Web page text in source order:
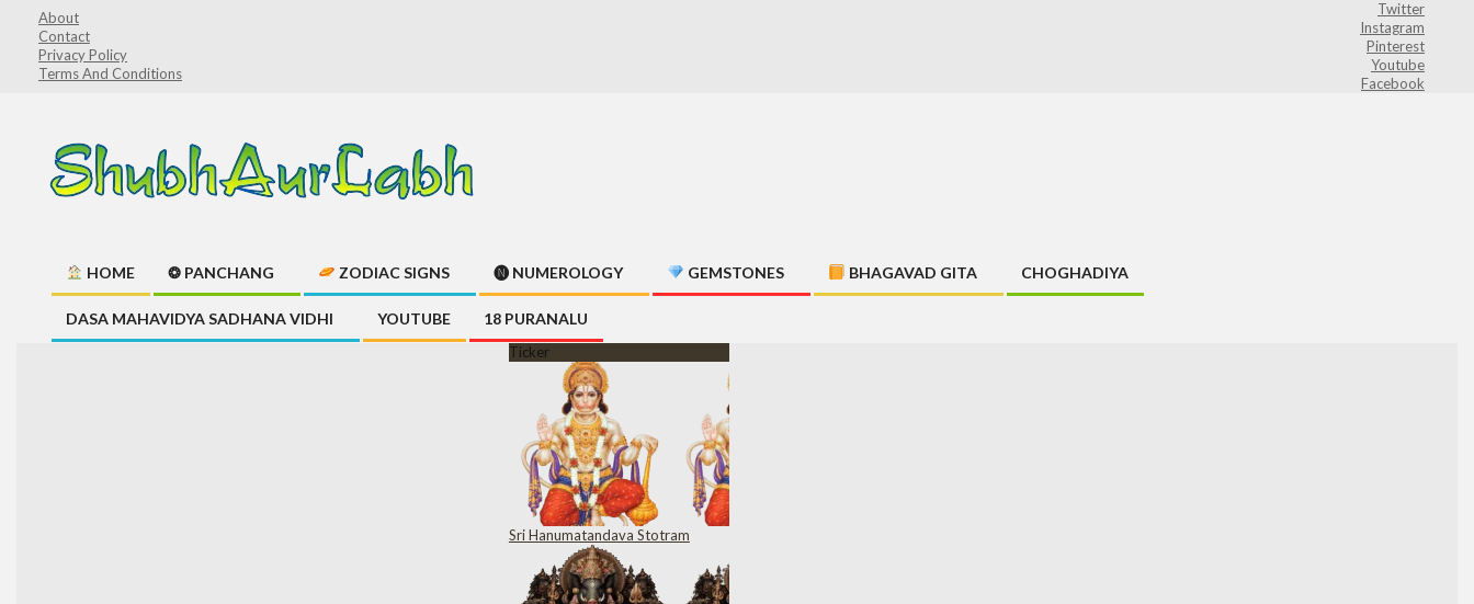
content
About
Contact
Privacy Policy
Terms And Conditions
Twitter
Instagram
Pinterest
Youtube
Facebook
HOME ❂ PANCHANG ZODIAC SIGNS 🅝 NUMEROLOGY GEMSTONES BHAGAVAD GITA CHOGHADIYA
DASA MAHAVIDYA SADHANA VIDHI YOUTUBE 18 PURANALU
Ticker
Sri Hanumatandava Stotram